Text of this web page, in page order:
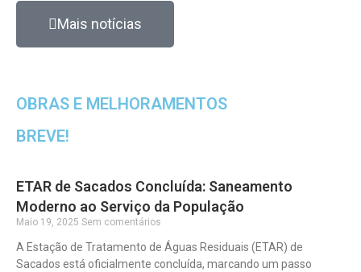
Mais notícias
OBRAS E MELHORAMENTOS
BREVE!
ETAR de Sacados Concluída: Saneamento
Moderno ao Serviço da População
Maio 19, 2025 Sem comentários
A Estação de Tratamento de Águas Residuais (ETAR) de
Sacados está oficialmente concluída, marcando um passo